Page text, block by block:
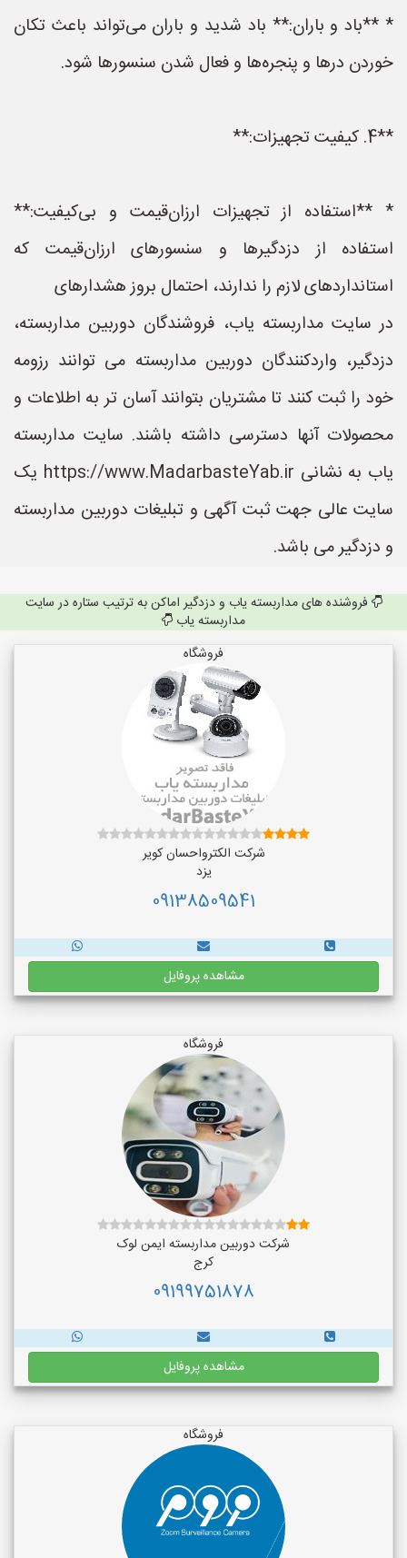
* **باد و باران:** باد شدید و باران می‌تواند باعث تکان
خوردن درها و پنجره‌ها و فعال شدن سنسورها شود.
**4. کیفیت تجهیزات:**
* **استفاده از تجهیزات ارزان‌قیمت و بی‌کیفیت:**
استفاده از دزدگیرها و سنسورهای ارزان‌قیمت که
استانداردهای لازم را ندارند، احتمال بروز هشدارهای
در سایت مداربسته یاب، فروشندگان دوربین مداربسته،
دزدگیر، واردکنندگان دوربین مداربسته می توانند رزومه
خود را ثبت کنند تا مشتریان بتوانند آسان تر به اطلاعات و
محصولات آنها دسترسی داشته باشند. سایت مداربسته
یاب به نشانی https://www.MadarbasteYab.ir یک
سایت عالی جهت ثبت آگهی و تبلیغات دوربین مداربسته
و دزدگیر می باشد.
فروشنده های مداربسته یاب و دزدگیر اماکن به ترتیب ستاره در سایت
مداربسته یاب
فروشگاه
شرکت الکترواحسان کویر
یزد
09138509541
مشاهده پروفایل
فروشگاه
شرکت دوربین مداربسته ایمن لوک
کرج
09199751878
مشاهده پروفایل
فروشگاه